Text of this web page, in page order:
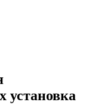
установка